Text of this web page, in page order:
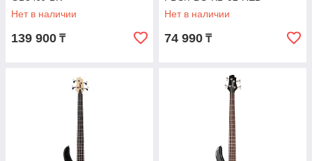
Нет в наличии
139 900 ₸
Нет в наличии
74 990 ₸